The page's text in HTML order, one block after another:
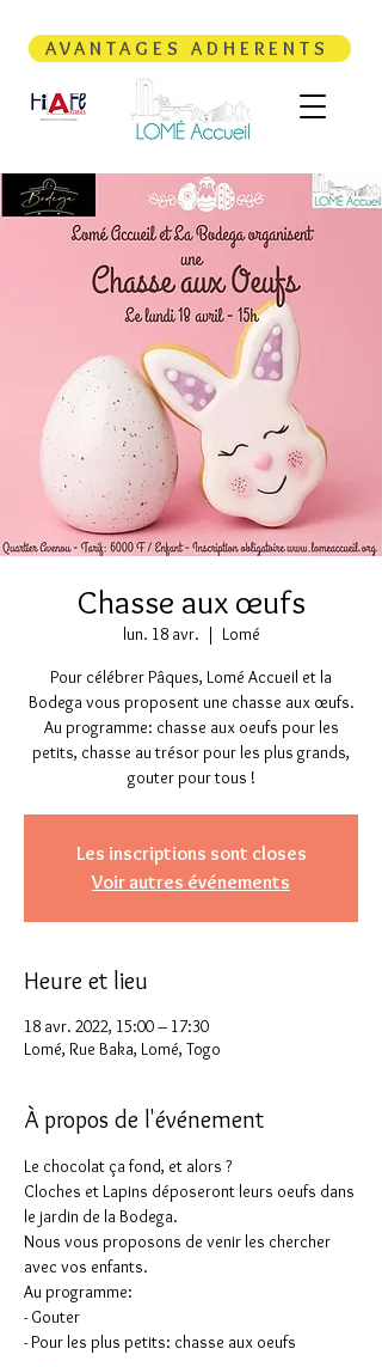
AVANTAGES ADHERENTS
Chasse aux œufs
lun. 18 avr.
  |
Lomé
Pour célébrer Pâques, Lomé Accueil et la
Bodega vous proposent une chasse aux œufs.
Au programme: chasse aux oeufs pour les
petits, chasse au trésor pour les plus grands,
gouter pour tous !
Les inscriptions sont closes
Voir autres événements
Heure et lieu
18 avr. 2022, 15:00 – 17:30
Lomé, Rue Baka, Lomé, Togo
À propos de l'événement
Le chocolat ça fond, et alors ?
Cloches et Lapins déposeront leurs oeufs dans
le jardin de la Bodega.
Nous vous proposons de venir les chercher
avec vos enfants.
Au programme:
- Gouter
- Pour les plus petits: chasse aux oeufs